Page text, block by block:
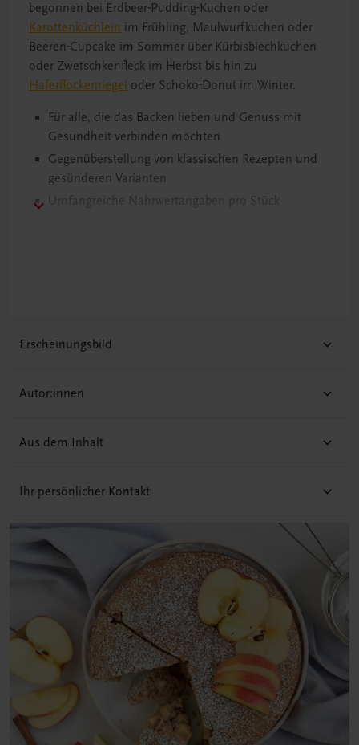
begonnen bei Erdbeer-Pudding-Kuchen oder
Karottenküchlein im Frühling, Maulwurfkuchen oder
Beeren-Cupcake im Sommer über Kürbisblechkuchen
oder Zwetschkenfleck im Herbst bis hin zu
Haferflockenriegel oder Schoko-Donut im Winter.
Für alle, die das Backen lieben und Genuss mit
Gesundheit verbinden möchten
Gegenüberstellung von klassischen Rezepten und
gesünderen Varianten
Umfangreiche Nährwertangaben pro Stück
Ameisenkuchen
Mohngugelhupf (Mohnnapfkuchen)
Schoko-Kastenkuchen
Blechkuchen
Becherkuchen
Donauwellen
Erdbeer-Pudding-Schnitte
Kakaokuchen
Karottenkuchen (Möhrenkuchen)
Kürbiskernkuchen
Marmor-Kirsch-Kuchen
Obstkuchen
Erscheinungsbild
Autor:innen
Aus dem Inhalt
Ihr persönlicher Kontakt